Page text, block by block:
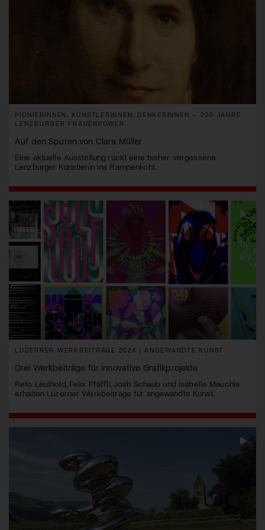
PIONIERINNEN, KÜNSTLERINNEN, DENKERINNEN – 200 JAHRE
LENZBURGER FRAUENPOWER
Auf den Spuren von Clara Müller
Eine aktuelle Ausstellung rückt eine bisher vergessene
Lenzburger Künstlerin ins Rampenlicht.
LUZERNER WERKBEITRÄGE 2024 | ANGEWANDTE KUNST
Drei Werkbeiträge für innovative Grafikprojekte
Reto Leuthold, Felix Pfäffli, Josh Schaub und Isabelle Mauchle
erhalten Luzerner Werkbeiträge für angewandte Kunst.